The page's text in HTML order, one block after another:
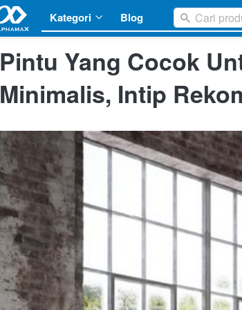
Kategori Blog Cari
Kategori Blog Cari
Pintu Yang Cocok
Minimalis, Intip